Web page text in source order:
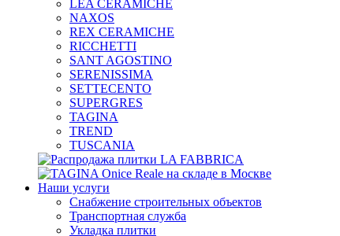
LEA CERAMICHE
NAXOS
REX CERAMICHE
RICCHETTI
SANT AGOSTINO
SERENISSIMA
SETTECENTO
SUPERGRES
TAGINA
TREND
TUSCANIA
Наши услуги
Снабжение строительных объектов
Транспортная служба
Укладка плитки